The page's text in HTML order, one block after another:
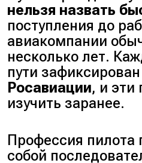
нельзя назвать
поступления до
авиакомпании
несколько лет.
пути
Росавиации, и эти
изучить заранее.
Профессия пилота
собой